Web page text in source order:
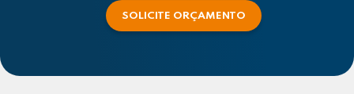
SOLICITE ORÇAMENTO